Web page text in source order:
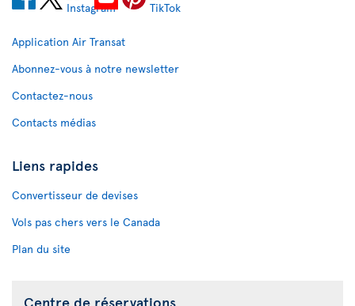
Application Air Transat
Abonnez-vous à notre newsletter
Contactez-nous
Contacts médias
Liens rapides
Convertisseur de devises
Vols pas chers vers le Canada
Plan du site
Centre de réservations